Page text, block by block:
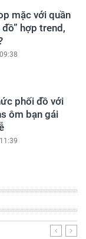
mặc với quần
đồ” hợp trend,
phối đồ với
ôm bạn gái